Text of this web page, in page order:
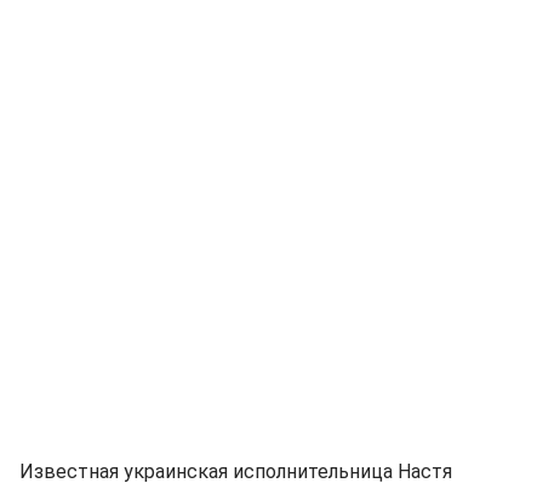
Известная украинская исполнительница Настя